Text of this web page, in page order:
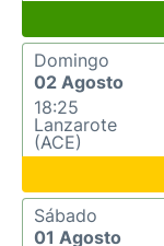
Domingo
02 Agosto
18:25
Lanzarote
(ACE)
Sábado
01 Agosto